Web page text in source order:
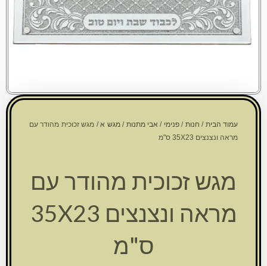
עמוד הבית / חנות /פנימי / אבי מתנות /מגש א/ מגש זכוכית מהודר עם
מראה ונצנצים 35X23 ס"מ
מגש זכוכית מהודר עם
מראה ונצנצים 35X23
ס"מ